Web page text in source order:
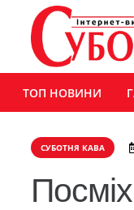
ТОП НОВИНИ
СУБОТНЯ КАВА